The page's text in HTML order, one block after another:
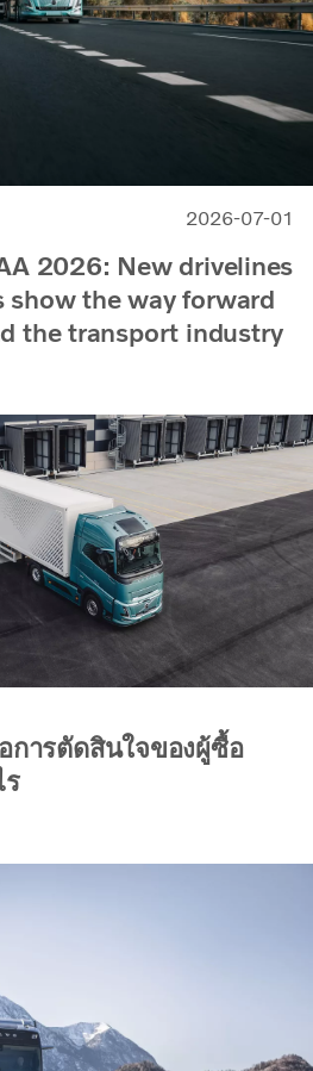
2026-07-01
2026: New drivelines
show the way forward
the transport industry
การตัดสินใจของผู้ซื้อ